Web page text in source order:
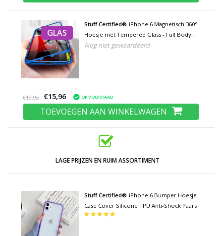
GLAS
Stuff Certified® iPhone 6 Magnetisch 360°
Hoesje met Tempered Glass - Full Body
Cover Hoesje + Screenprotector Blauw
Nog niet gewaardeerd
€19,95 €15,96 OP VOORRAAD
TOEVOEGEN AAN WINKELWAGEN
LAGE PRIJZEN EN RUIM ASSORTIMENT
Stuff Certified® iPhone 6 Bumper Hoesje
Case Cover Silicone TPU Anti-Shock Paars